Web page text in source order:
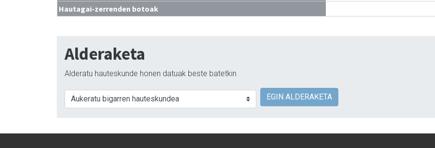
Hautagai-zerrenden botoak
Alderaketa
Alderatu hauteskunde honen datuak beste batetkin
EGIN ALDERAKETA